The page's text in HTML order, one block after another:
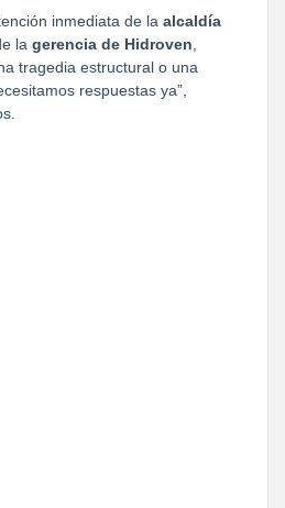
inmediata de la alcaldía
la gerencia de Hidroven
tragedia estructural o una
respuestas ya”,